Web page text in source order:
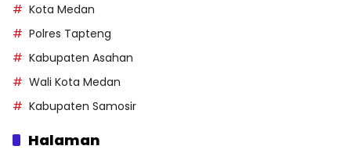
Kota Medan
Polres Tapteng
Kabupaten Asahan
Wali Kota Medan
Kabupaten Samosir
Halaman